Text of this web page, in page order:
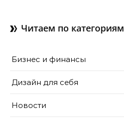
Читаем по категориям
Бизнес и финансы
Дизайн для себя
Новости